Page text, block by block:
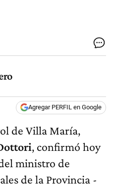
Agregar PERFIL en Google
de Villa María,
, confirmó hoy
ministro de
de la Provincia -